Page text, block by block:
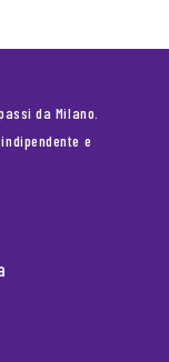
da Milano.
e